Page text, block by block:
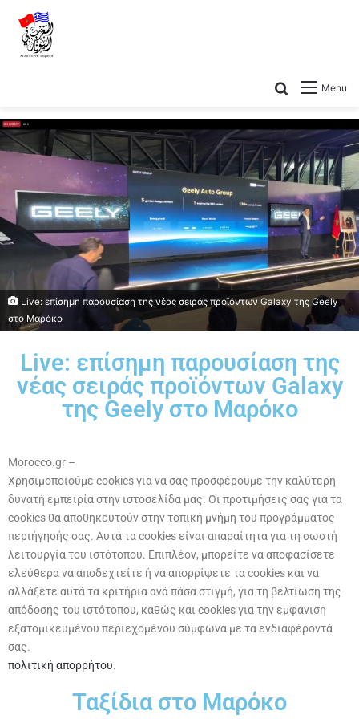
Menu
Live: επίσημη παρουσίαση της νέας σειράς προϊόντων Galaxy της Geely
στο Μαρόκο
Live: επίσημη παρουσίαση της
νέας σειράς προϊόντων Galaxy
της Geely στο Μαρόκο
Morocco.gr –
Χρησιμοποιούμε cookies για να σας προσφέρουμε την καλύτερη
δυνατή εμπειρία στην ιστοσελίδα μας. Οι προτιμήσεις σας για τα
cookies θα αποθηκευτούν στην τοπική μνήμη του προγράμματος
περιήγησής σας. Αυτά τα cookies είναι απαραίτητα για τη σωστή
λειτουργία του ιστότοπου. Επιπλέον, μπορείτε να αποφασίσετε
ελεύθερα να αποδεχτείτε ή να απορρίψετε τα cookies και να
αλλάξετε αυτά τα κριτήρια ανά πάσα στιγμή, για τη βελτίωση της
απόδοσης του ιστότοπου, καθώς και cookies για την εμφάνιση
εξατομικευμένου περιεχομένου σύμφωνα με τα ενδιαφέροντά
σας.
πολιτική απορρήτου.
Ταξίδια στο Μαρόκο